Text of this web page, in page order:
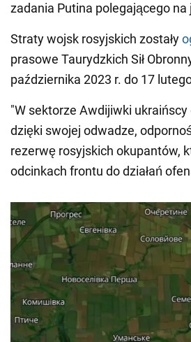
zadania Putina polegającego na
Straty wojsk rosyjskich zostały
prasowe Taurydzkich Sił
października 2023 r. do 17
"W sektorze Awdijiwki
dzięki swojej odwadze,
rezerwę rosyjskich okupantów,
odcinkach frontu do działań